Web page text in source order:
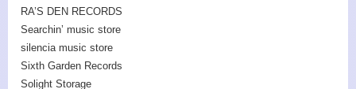
RA’S DEN RECORDS
Searchin’ music store
silencia music store
Sixth Garden Records
Solight Storage